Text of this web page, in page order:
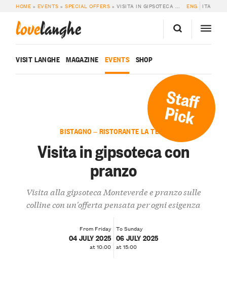
HOME » EVENTS »SPECIAL OFFERS » VISITA IN GIPSOTECA CON PRANZO ENG ITA
lovelanghe
VISIT LANGHE MAGAZINE EVENTS SHOP
Staff
Pick
BISTAGNO — RISTORANTE LA TECA
Visita in gipsoteca con
pranzo
Visita alla gipsoteca Monteverde e pranzo sulle
colline con un'offerta pensata per ogni esigenza
From Friday
04 JULY 2025
at 10:00
To Sunday
06 JULY 2025
at 15:00